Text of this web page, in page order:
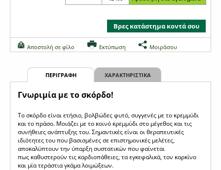
Βρες κατάστημα κοντά σου
Αποστολή σε φίλο Εκτύπωση Μοιράσου
ΠΕΡΙΓΡΑΦΗ ΧΑΡΑΚΤΗΡΙΣΤΙΚΑ
Γνωριμία με το σκόρδο!
Το σκόρδο είναι ετήσιο, βολβώδες φυτό, συγγενές µε το κρεµµύδι
και το πράσο. Μοιάζει µε το κοινό κρεµµύδι στο µέγεθος και τις
συνήθειες ανάπτυξης του. Σημαντικές είναι οι θεραπευτικές
ιδιότητες του που βασισμένες σε επιστημονικές μελέτες,
αποκαλύπτουν την ύπαρξη συστατικών που φαίνεται
πως καθυστερούν τις καρδιοπάθειες, τα εγκεφαλικά, τον καρκίνο
και μία τεράστια γκάμα λοιμώξεων.